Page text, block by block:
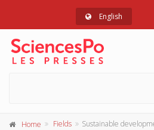
English
Home Fields Sustainable